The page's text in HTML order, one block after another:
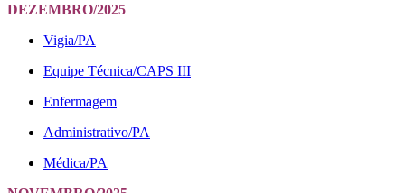
DEZEMBRO/2025
Vigia/PA
Equipe Técnica/CAPS III
Enfermagem
Administrativo/PA
Médica/PA